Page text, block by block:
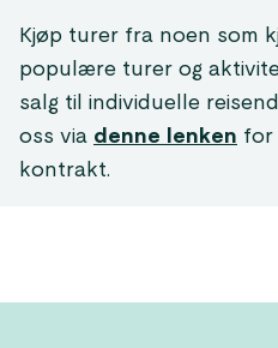
Kjøp turer fra noen som
populære turer og
salg til individuelle
oss via denne lenken for
kontrakt.